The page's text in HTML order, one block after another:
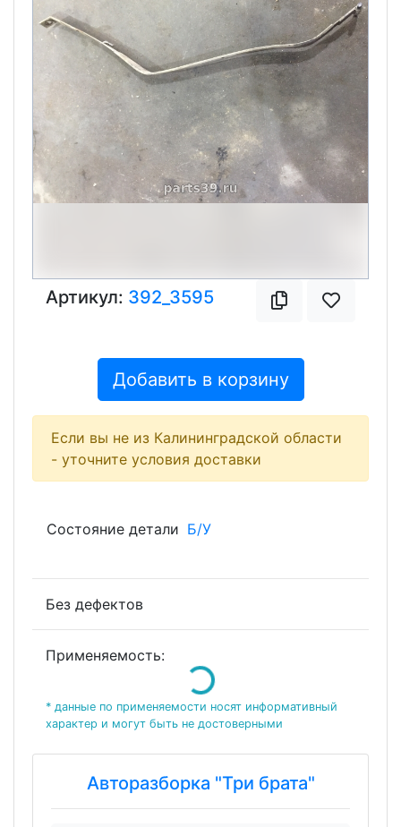
Артикул: 392_3595
Добавить в корзину
Если вы не из Калининградской области
- уточните условия доставки
Состояние детали Б/У
Без дефектов
Применяемость:Loading...
* данные по применяемости носят информативный
характер и могут быть не достоверными
Авторазборка "Три брата"